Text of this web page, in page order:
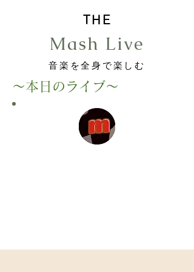
THE
Mash Live
音楽を全身で楽しむ
〜本日のライブ〜